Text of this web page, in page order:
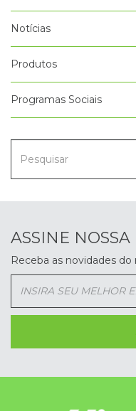
Notícias
Produtos
Programas Sociais
ASSINE
Receba as novidades